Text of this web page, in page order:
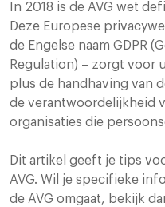
In 2018 is de AVG wet
Deze Europese
de Engelse naam GDPR
Regulation) – zorgt voor
plus de handhaving van
de verantwoordelijkheid
organisaties die
Dit artikel geeft je tips
AVG. Wil je specifieke
de AVG omgaat, bekijk